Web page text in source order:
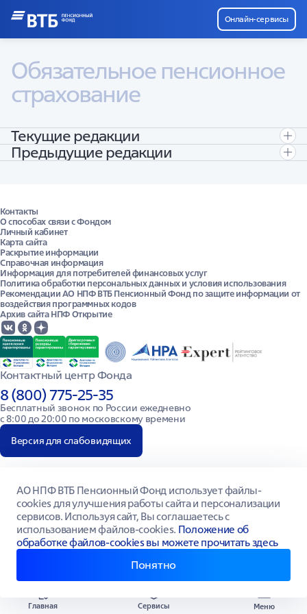
Онлайн-сервисы
Главная Сервисы Меню
Обязательное пенсионное
страхование
Текущие редакции
Предыдущие редакции
Договор об обязательном пенсионном страховании
Договор об обязательном пенсионном страховании
(форма до 2019 года)
Договор об обязательном пенсионном страховании
(форма 2020 года)
Договор об обязательном пенсионном страховании
до 09.2024
АО НПФ ВТБ Пенсионный Фонд использует файлы-
cookies для улучшения работы сайта и персонализации
сервисов. Используя сайт, Вы соглашаетесь с
использованием файлов-cookies. Положение об
обработке файлов-cookies вы можете прочитать здесь
Понятно
Контакты
О способах связи с Фондом
Личный кабинет
Карта сайта
Раскрытие информации
Справочная информация
Информация для потребителей финансовых услуг
Политика обработки персональных данных и условия использования
Рекомендации АО НПФ ВТБ Пенсионный Фонд по защите информации от
воздействия программных кодов
Архив сайта НПФ Открытие
Контактный центр Фонда
8 (800) 775-25-35
Бесплатный звонок по России ежедневно
с 8:00 до 20:00 по московскому времени
Версия для слабовидящих
Все права защищены © 2026. АО НПФ ВТБ Пенсионный Фонд Лицензия № 269/2
от 18.10.2007 г. выдана Федеральной службой по финансовым рынкам. ИНН/
КПП 7709445387/770301001, ОГРН 1147799014692
Сайт vtbnpf.ru зарегистрирован как СМИ, ЭЛ №ФС77-59877 от 17.11.2014 г.